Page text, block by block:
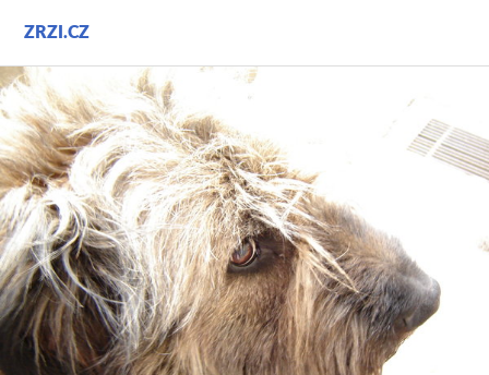
obsahu
webu
ZRZI.CZ